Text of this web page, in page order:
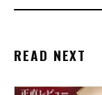
READ NEXT